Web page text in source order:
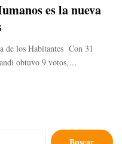
es la nueva
de los Habitantes Con 31
obtuvo 9 votos,…
Buscar: